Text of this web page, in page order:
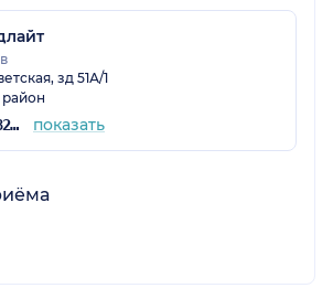
зд 51А/1
+7 (342) 233-82-90 показать